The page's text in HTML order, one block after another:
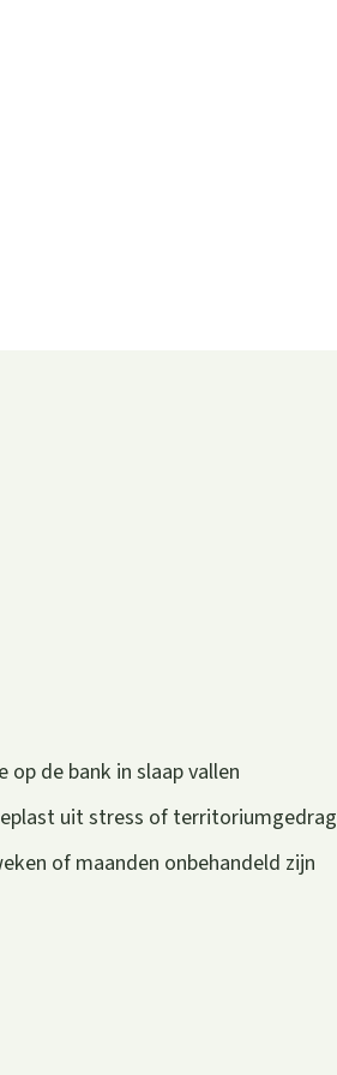
op de bank in slaap vallen
uit stress of territoriumgedrag
of maanden onbehandeld zijn